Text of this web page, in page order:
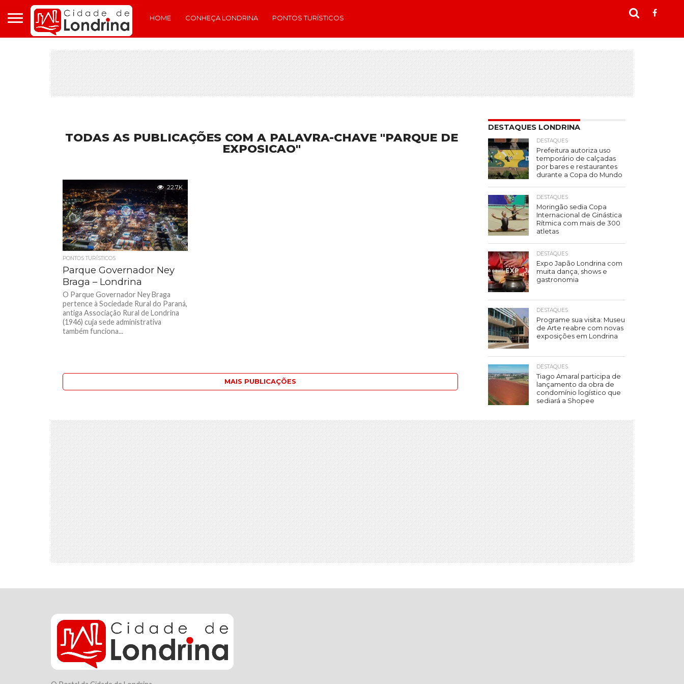
HOME CONHEÇA LONDRINA PONTOS TURÍSTICOS
TODAS AS PUBLICAÇÕES COM A PALAVRA-CHAVE "PARQUE DE
EXPOSICAO"
22.7K
PONTOS TURÍSTICOS
Parque Governador Ney
Braga – Londrina
O Parque Governador Ney Braga
pertence à Sociedade Rural do Paraná,
antiga Associação Rural de Londrina
(1946) cuja sede administrativa
também funciona...
MAIS PUBLICAÇÕES
DESTAQUES LONDRINA
DESTAQUES
Prefeitura autoriza uso
temporário de calçadas
por bares e restaurantes
durante a Copa do Mundo
DESTAQUES
Moringão sedia Copa
Internacional de Ginástica
Rítmica com mais de 300
atletas
DESTAQUES
Expo Japão Londrina com
muita dança, shows e
gastronomia
DESTAQUES
Programe sua visita: Museu
de Arte reabre com novas
exposições em Londrina
DESTAQUES
Tiago Amaral participa de
lançamento da obra de
condomínio logístico que
sediará a Shopee